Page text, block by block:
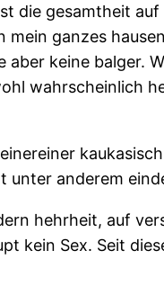
die gesamtheit
ganzes
keine balger.
wahrscheinlich
anderem
hehrheit, auf
kein Sex. Seit